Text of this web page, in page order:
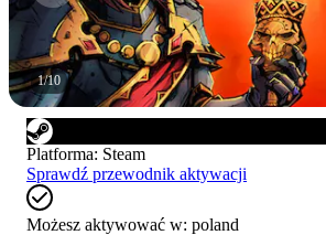
1/10
Platforma: Steam
Sprawdź przewodnik aktywacji
Możesz aktywować w: poland